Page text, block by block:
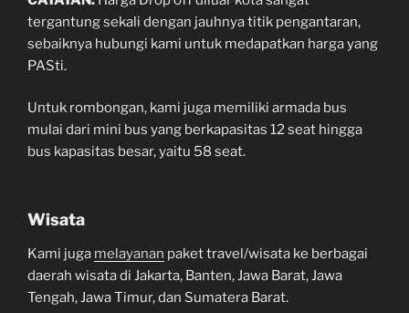
tergantung sekali dengan jauhnya titik pengantaran,
sebaiknya hubungi kami untuk medapatkan harga yang
PASti.
Untuk rombongan, kami juga memiliki armada bus
mulai dari mini bus yang berkapasitas 12 seat hingga
bus kapasitas besar, yaitu 58 seat.
Wisata
Kami juga melayanan paket travel/wisata ke berbagai
daerah wisata di Jakarta, Banten, Jawa Barat, Jawa
Tengah, Jawa Timur, dan Sumatera Barat.